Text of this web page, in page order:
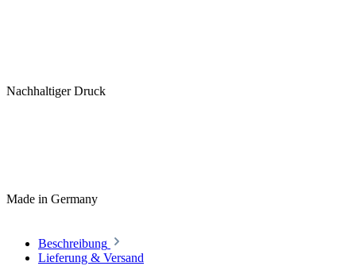
Nachhaltiger Druck
Made in Germany
Beschreibung
Lieferung & Versand